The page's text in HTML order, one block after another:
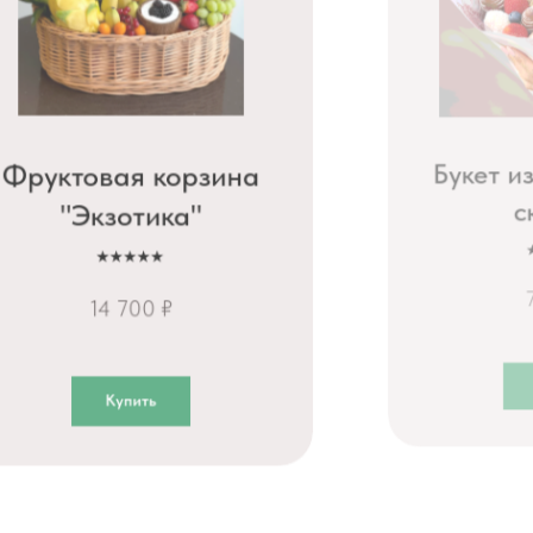
Букет из ягод "Яркая